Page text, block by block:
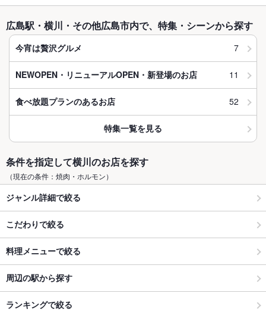
広島駅・横川・その他広島市内で、特集・シーンから探す
今宵は贅沢グルメ 7
NEWOPEN・リニューアルOPEN・新登場のお店 11
食べ放題プランのあるお店 52
特集一覧を見る
条件を指定して横川のお店を探す
（現在の条件：焼肉・ホルモン）
ジャンル詳細で絞る
こだわりで絞る
料理メニューで絞る
周辺の駅から探す
ランキングで絞る